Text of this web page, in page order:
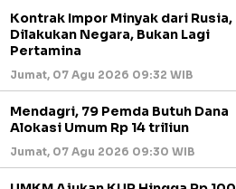
Kontrak Impor Minyak dari Rusia,
Dilakukan Negara, Bukan Lagi
Pertamina
Jumat, 07 Agu 2026 09:32 WIB
Mendagri, 79 Pemda Butuh Dana
Alokasi Umum Rp 14 triliun
Jumat, 07 Agu 2026 09:30 WIB